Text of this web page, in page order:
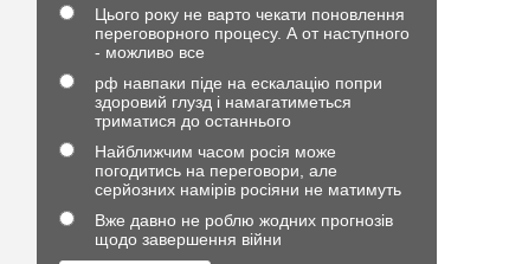
Цього року не варто чекати поновлення
переговорного процесу. А от наступного
- можливо все
рф навпаки піде на ескалацію попри
здоровий глузд і намагатиметься
триматися до останнього
Найближчим часом росія може
погодитись на переговори, але
серйозних намірів росіяни не матимуть
Вже давно не роблю жодних прогнозів
щодо завершення війни